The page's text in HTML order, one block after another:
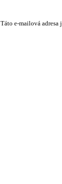
Táto e-mailová adresa